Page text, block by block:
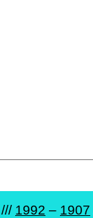
1907
–
1992
///